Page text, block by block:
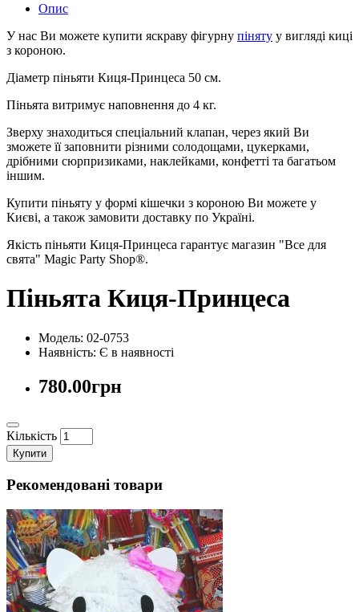
Опис
У нас Ви можете купити яскраву фігурну піняту у вигляді киці
з короною.
Діаметр піньяти Киця-Принцеса 50 см.
Піньята витримує наповнення до 4 кг.
Зверху знаходиться спеціальний клапан, через який Ви
зможете її заповнити різними солодощами, цукерками,
дрібними сюрпризиками, наклейками, конфетті та багатьом
іншим.
Купити піньяту у формі кішечки з короною Ви можете у
Києві, а також замовити доставку по Україні.
Якість піньяти Киця-Принцеса гарантує магазин "Все для
свята" Magic Party Shop®.
Піньята Киця-Принцеса
Модель: 02-0753
Наявність: Є в наявності
780.00грн
Кількість
Купити
Рекомендовані товари